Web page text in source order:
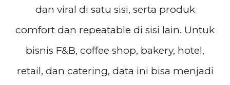
dan viral di satu sisi, serta produk
comfort dan repeatable di sisi lain. Untuk
bisnis F&B, coffee shop, bakery, hotel,
retail, dan catering, data ini bisa menjadi